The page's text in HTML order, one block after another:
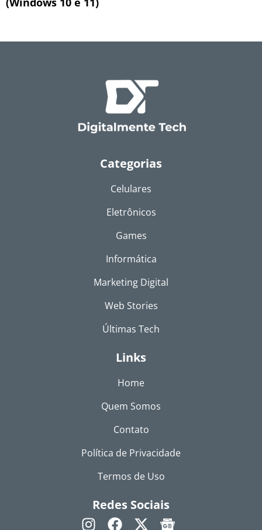
Categorias
Celulares
Eletrônicos
Games
Informática
Marketing Digital
Web Stories
Últimas Tech
Links
Home
Quem Somos
Contato
Política de Privacidade
Termos de Uso
Redes Sociais